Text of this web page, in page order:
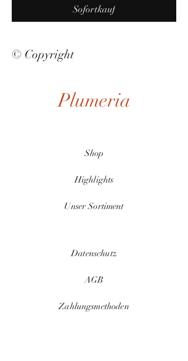
Sofortkauf
© Copyright
Plumeria
Shop
Highlights
Unser Sortiment
Datenschutz
AGB
Zahlungsmethoden